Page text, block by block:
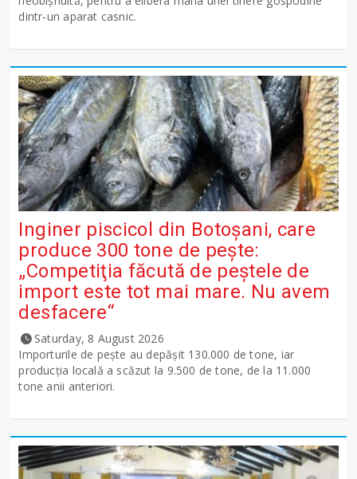
dintr-un aparat casnic.
Inginer piscicol din Botoşani, care
produce 300 tone de peşte:
„Competiţia făcută de peştele de
import este tot mai mare. Nu avem
desfacere“
Saturday, 8 August 2026
Importurile de peşte au depăşit 130.000 de tone, iar
producţia locală a scăzut la 9.500 de tone, de la 11.000
tone anii anteriori.